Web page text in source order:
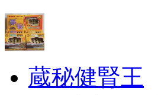
蔵秘健腎王